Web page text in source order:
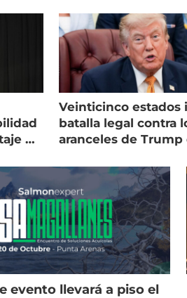
de
Veinticinco estados
batalla legal contra
aranceles de Trump
evento llevará a piso el